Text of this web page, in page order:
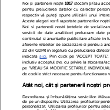
Echipa Editoriala
Cariere
Cookies
DivaHair
Noi și partenerii noștri 1017stocăm și/sau
pentru prelucrarea datelor cu caracter
respectiv vă puteți opune utilizării unui
Aceste alegeri vor fi raportate partenerilor
Noi si partenerii nostri (retelele de
servicii de date analitice) prelucram date
continutul si anunturile publicitare afisate in
aferente retelelor de socializare si pentru a
22 din GDPR in legatura cu prelucrarea
indicataaici. Prin click pe “ACCEPT
inclusiv acceptul dvs. cu privire la stocarea/
pe “VREAU SA MODIFIC SETARILE
de cookie strict necesare pentru functionarea
Atât noi, cât și partenerii noștri
Dezvoltarea și îmbunătățirea serviciilor.
de pe un dispozitiv. Utilizarea profilurilor
personalizat. Utilizarea profilurilor pentru